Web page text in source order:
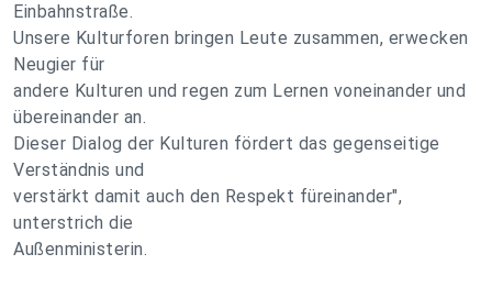
Einbahnstraße.
Unsere Kulturforen bringen Leute zusammen, erwecken
Neugier für
andere Kulturen und regen zum Lernen voneinander und
übereinander an.
Dieser Dialog der Kulturen fördert das gegenseitige
Verständnis und
verstärkt damit auch den Respekt füreinander",
unterstrich die
Außenministerin.